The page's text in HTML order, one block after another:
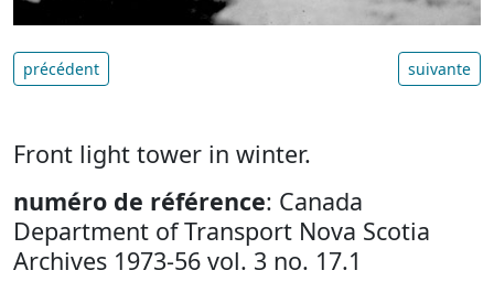
précédent suivante
Front light tower in winter.
numéro de référence: Canada
Department of Transport Nova Scotia
Archives 1973-56 vol. 3 no. 17.1